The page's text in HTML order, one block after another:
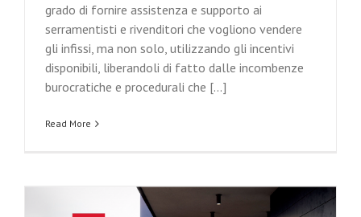
grado di fornire assistenza e supporto ai
serramentisti e rivenditori che vogliono vendere
gli infissi, ma non solo, utilizzando gli incentivi
disponibili, liberandoli di fatto dalle incombenze
burocratiche e procedurali che [...]
Read More